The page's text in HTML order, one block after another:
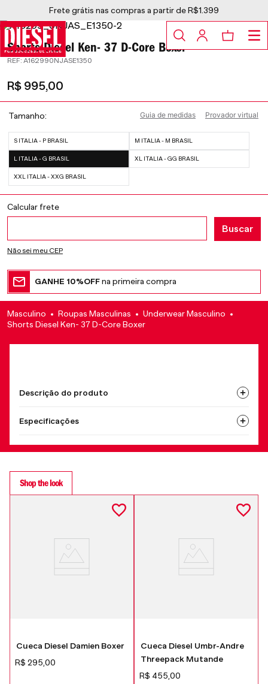
Frete grátis nas compras a partir de R$1.399
Shorts Diesel Ken- 37 D-Core Boxer
: A162990NJASE1350
R$ 995,00
Provador virtual
Guia de medidas
Tamanho
S ITALIA - P BRASIL M ITALIA - M BRASIL
L ITALIA - G BRASIL XL ITALIA - GG BRASIL
XXL ITALIA - XXG BRASIL
Não sei meu CEP
GANHE 10%OFFna primeira compra
Masculino Roupas Masculinas
Underwear Masculino
Shorts Diesel Ken- 37 D-Core Boxer
Descrição do produto
Especificações
Shop the look
Cueca Diesel Damien Boxer
R$ 295 00
Cueca Diesel Umbr-Andre
Threepack Mutande
R$ 455 00